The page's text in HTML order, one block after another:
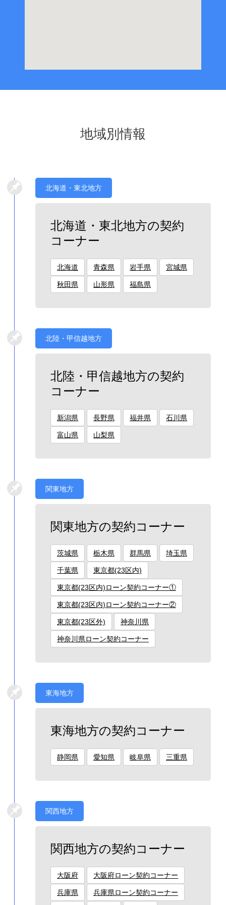
地域別情報
北海道・東北地方
北海道・東北地方の契約
コーナー
北海道 青森県 岩手県 宮城県
秋田県 山形県 福島県
北陸・甲信越地方
北陸・甲信越地方の契約
コーナー
新潟県 長野県 福井県 石川県
富山県 山梨県
関東地方
関東地方の契約コーナー
茨城県 栃木県 群馬県 埼玉県
千葉県 東京都(23区内)
東京都(23区内)ローン契約コーナー①
東京都(23区内)ローン契約コーナー②
東京都(23区外) 神奈川県
神奈川県ローン契約コーナー
東海地方
東海地方の契約コーナー
静岡県 愛知県 岐阜県 三重県
関西地方
関西地方の契約コーナー
大阪府 大阪府ローン契約コーナー
兵庫県 兵庫県ローン契約コーナー